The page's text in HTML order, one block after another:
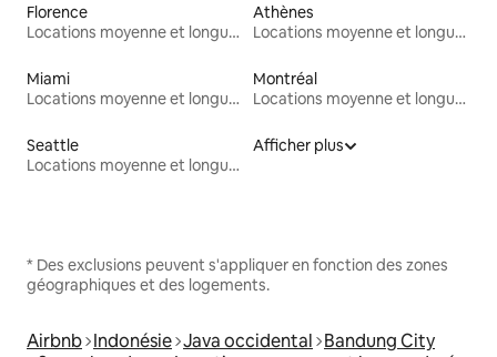
Florence
Locations moyenne et longue durée
Athènes
Locations moyenne et longue durée
Miami
Locations moyenne et longue durée
Montréal
Locations moyenne et longue durée
Seattle
Locations moyenne et longue durée
Afficher plus
* Des exclusions peuvent s'appliquer en fonction des zones
géographiques et des logements.
Airbnb Indonésie Java occidental Bandung City